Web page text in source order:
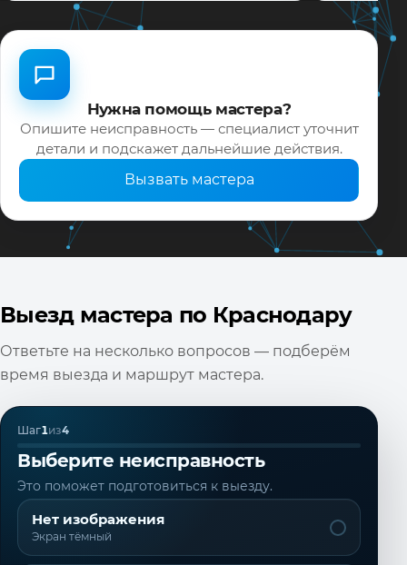
Нужна помощь мастера?
Опишите неисправность — специалист уточнит
детали и подскажет дальнейшие действия.
Вызвать мастера
Выезд мастера по Краснодару
Ответьте на несколько вопросов — подберём
время выезда и маршрут мастера.
Шаг1из4
Выберите неисправность
Это поможет подготовиться к выезду.
Нет изображения
Экран тёмный